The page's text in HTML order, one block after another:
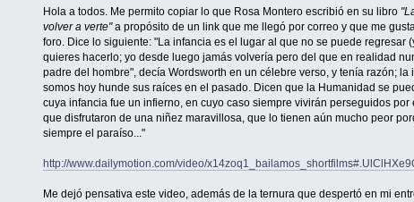
Hola a todos. Me permito copiar lo que Rosa Montero escribió en su libro
volver a verte"a propósito de un link que me llegó por correo y que me
foro. Dice lo siguiente: "La infancia es el lugar al que no se puede regresar
quieres hacerlo; yo desde luego jamás volvería pero del que en realidad
padre del hombre", decía Wordsworth en un célebre verso, y tenía razón; la
somos hoy hunde sus raíces en el pasado. Dicen que la Humanidad se
cuya infancia fue un infierno, en cuyo caso siempre vivirán perseguidos por
que disfrutaron de una niñez maravillosa, que lo tienen aún mucho peor
siempre el paraíso..."
http://www.dailymotion.com/video/
Me dejó pensativa este video, además de la ternura que despertó en mi